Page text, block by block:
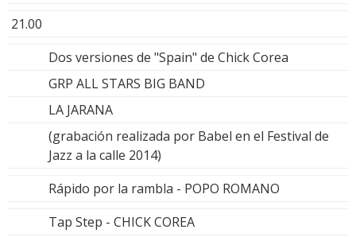
21.00
Dos versiones de "Spain" de Chick Corea
GRP ALL STARS BIG BAND
LA JARANA
(grabación realizada por Babel en el Festival de
Jazz a la calle 2014)
Rápido por la rambla - POPO ROMANO
Tap Step - CHICK COREA